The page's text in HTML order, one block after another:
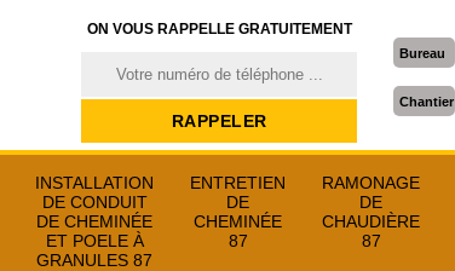
ON VOUS RAPPELLE GRATUITEMENT
Bureau
Chantier
INSTALLATION
DE CONDUIT
DE CHEMINÉE
ET POELE À
GRANULES 87
ENTRETIEN
DE
CHEMINÉE
87
RAMONAGE
DE
CHAUDIÈRE
87